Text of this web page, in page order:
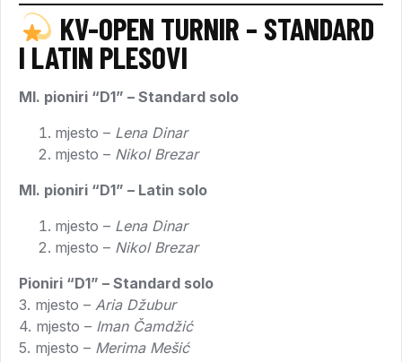
KV-OPEN TURNIR – STANDARD
I LATIN PLESOVI
Ml. pioniri “D1” – Standard solo
mjesto – Lena Dinar
mjesto – Nikol Brezar
Ml. pioniri “D1” – Latin solo
mjesto – Lena Dinar
mjesto – Nikol Brezar
Pioniri “D1” – Standard solo
3. mjesto – Aria Džubur
4. mjesto – Iman Čamdžić
5. mjesto – Merima Mešić